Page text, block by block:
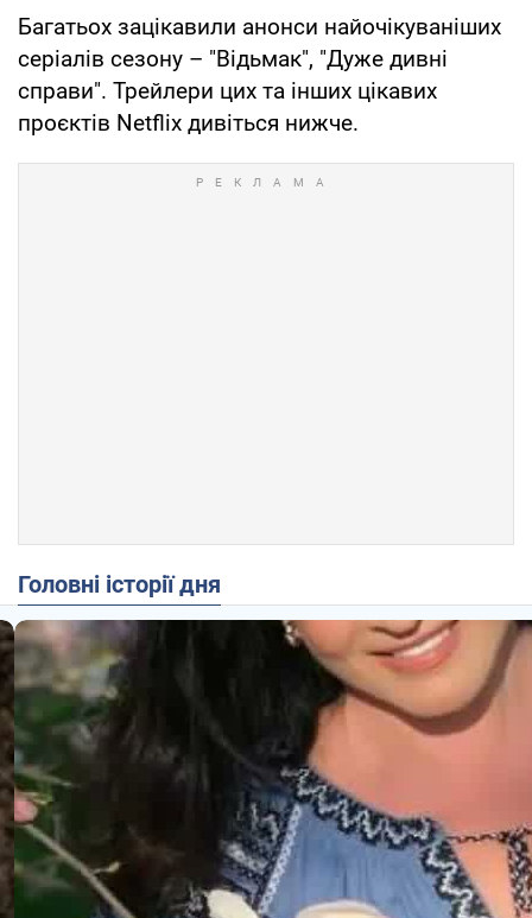
Багатьох зацікавили анонси найочікуваніших
серіалів сезону – "Відьмак", "Дуже дивні
справи". Трейлери цих та інших цікавих
проєктів Netflix дивіться нижче.
Головні історії дня